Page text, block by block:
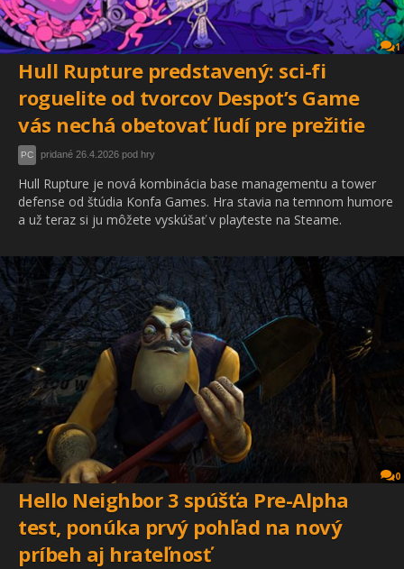
1
Hull Rupture predstavený: sci-fi
roguelite od tvorcov Despot’s Game
vás nechá obetovať ľudí pre prežitie
PC pridané 26.4.2026 pod hry
Hull Rupture je nová kombinácia base managementu a tower
defense od štúdia Konfa Games. Hra stavia na temnom humore
a už teraz si ju môžete vyskúšať v playteste na Steame.
0
Hello Neighbor 3 spúšťa Pre-Alpha
test, ponúka prvý pohľad na nový
príbeh aj hrateľnosť